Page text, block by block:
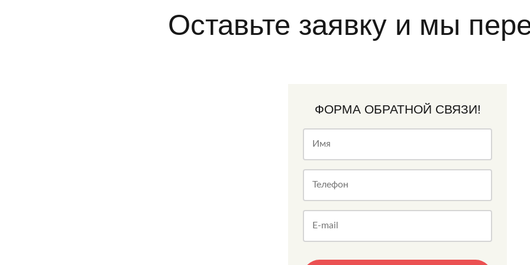
Оставьте заявку и мы
ФОРМА ОБРАТНОЙ СВЯЗИ!
Имя
Телефон
E-mail